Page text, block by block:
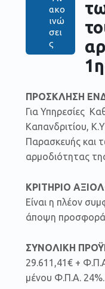
ακο
ινώ
σει
ς
ΠΡΟΣΚΛΗΣΗ
Για Υπηρεσίες
Καπανδριτίου,
Παρασκευής και
αρμοδιότητας
ΚΡΙΤΗΡΙΟ
Είναι η πλέον
άποψη προσφορά
ΣΥΝΟΛΙΚΗ
29.611,41€ +
μένου Φ.Π.Α. 24%.